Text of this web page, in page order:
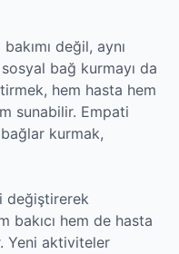
değil, aynı
bağ kurmayı da
hem hasta hem
sunabilir. Empati
kurmak,
değiştirerek
bakıcı hem de hasta
Yeni aktiviteler